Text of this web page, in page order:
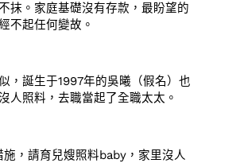
抹。家庭基礎沒有存款，最盼望的
不起任何變故。
，誕生于1997年的吳曦（假名）也
人照料，去職當起了全職太太。
施，請育兒嫂照料baby，家里沒人